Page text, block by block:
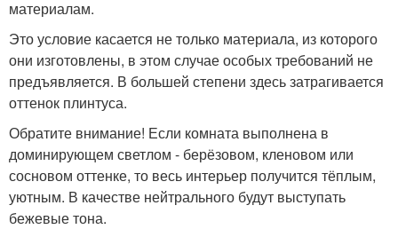
материалам.
Это условие касается не только материала, из которого
они изготовлены, в этом случае особых требований не
предъявляется. В большей степени здесь затрагивается
оттенок плинтуса.
Обратите внимание! Если комната выполнена в
доминирующем светлом - берёзовом, кленовом или
сосновом оттенке, то весь интерьер получится тёплым,
уютным. В качестве нейтрального будут выступать
бежевые тона.